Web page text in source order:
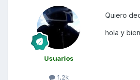
Usuarios
1,2k
Quiero
hola y